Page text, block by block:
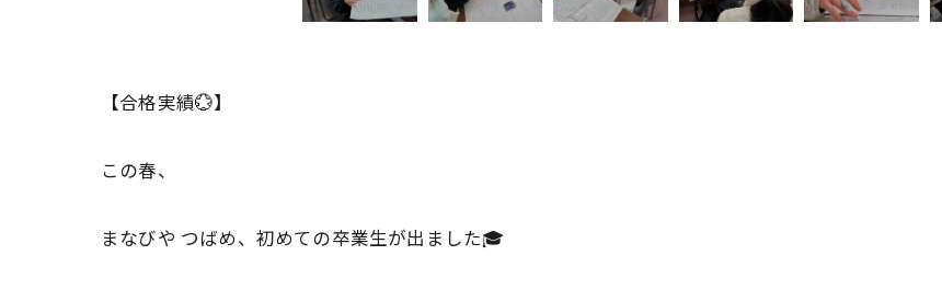
【合格実績💮】
この春、
まなびや つばめ、初めての卒業生が出ました🎓